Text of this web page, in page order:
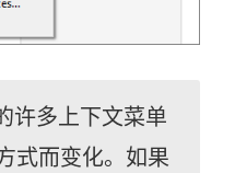
许多上下文菜单
式而变化。如果